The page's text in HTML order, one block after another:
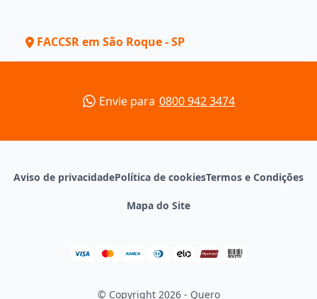
FACCSR em São Roque - SP
Envie para 0800 942 3474
Aviso de privacidadePolítica de cookiesTermos e Condições
Mapa do Site
© Copyright 2026 - Quero